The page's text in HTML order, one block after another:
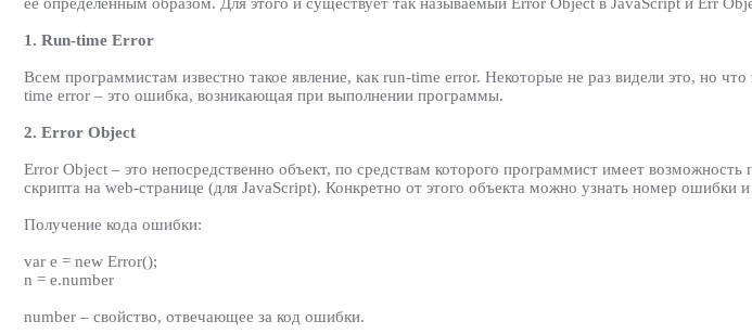
1. Run-time Error
Всем программистам известно такое явление, как run-time error. Некоторые не раз видели это, но
time error – это ошибка, возникающая при выполнении программы.
2. Error Object
Error Object – это непосредственно объект, по средствам которого программист имеет
скрипта на web-странице (для JavaScript). Конкретно от этого объекта можно узнать номер ошибки и
Получение кода ошибки:
var e = new Error();
n = e.number
number – свойство, отвечающее за код ошибки.